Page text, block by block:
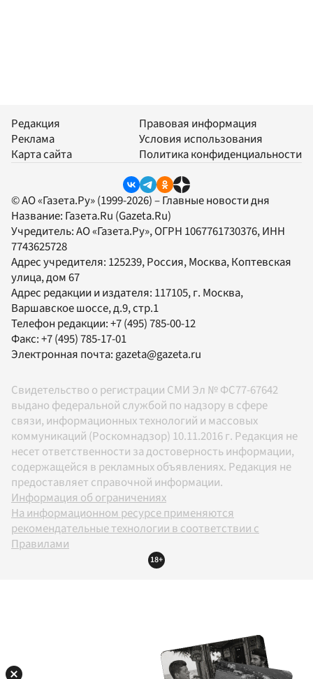
Редакция
Реклама
Карта сайта
Правовая информация
Условия использования
Политика конфиденциальности
© АО «Газета.Ру» (1999-2026) – Главные новости дня
Название: Газета.Ru (Gazeta.Ru)
Учредитель:АО «Газета.Ру», ОГРН 1067761730376, ИНН
7743625728
Адрес учредителя: 125239, Россия, Москва, Коптевская
улица, дом 67
Адрес редакции и издателя: 117105, г. Москва,
Варшавское шоссе, д.9, стр.1
Телефон редакции:+7 (495) 785-00-12
Факс:+7 (495) 785-17-01
Электронная почта:gazeta@gazeta.ru
Свидетельство о регистрации СМИ Эл № ФС77-67642
выдано федеральной службой по надзору в сфере
связи, информационных технологий и массовых
коммуникаций (Роскомнадзор) 10.11.2016 г. Редакция не
несет ответственности за достоверность информации,
содержащейся в рекламных объявлениях. Редакция не
предоставляет справочной информации.
Информация об ограничениях
На информационном ресурсе применяются
рекомендательные технологии в соответствии с
Правилами
18+